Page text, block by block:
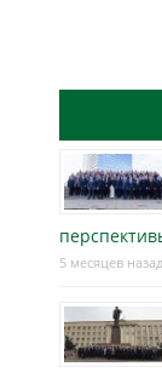
5 месяцев назад